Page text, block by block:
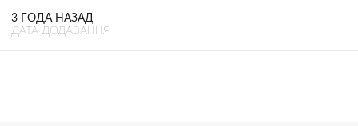
3 ГОДА НАЗАД
ДАТА ДОДАВАННЯ